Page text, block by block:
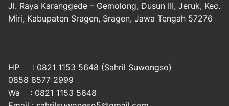
Jl. Raya Karanggede – Gemolong, Dusun III, Jeruk, Kec.
Miri, Kabupaten Sragen, Sragen, Jawa Tengah 57276
HP : 0821 1153 5648 (Sahril Suwongso)
0858 8577 2999
Wa : 0821 1153 5648